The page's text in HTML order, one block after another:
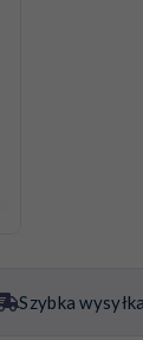
Szybka wysyłka